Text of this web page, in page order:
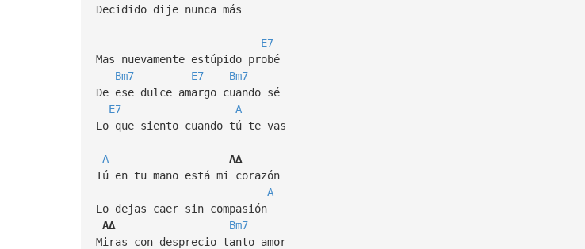
Decidido dije nunca más
E7
Mas nuevamente estúpido probé
Bm7
E7
Bm7
De ese dulce amargo cuando sé
E7
A
Lo que siento cuando tú te vas
A
A∆
Tú en tu mano está mi corazón
A
Lo dejas caer sin compasión
A∆
Bm7
Miras con desprecio tanto amor